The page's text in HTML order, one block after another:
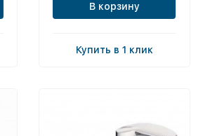
В корзину
Купить в 1 клик